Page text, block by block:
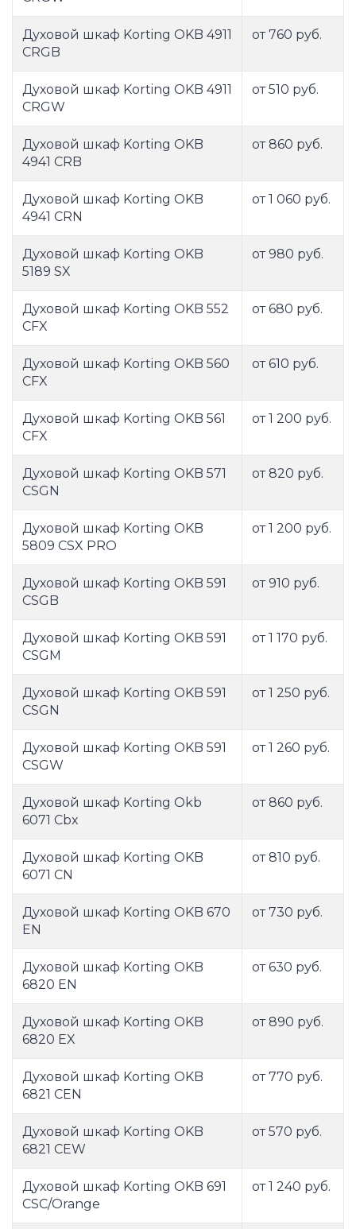
Духовой шкаф Korting OKB 4911
CRGB
от 760 руб.
Духовой шкаф Korting OKB 4911
CRGW
от 510 руб.
Духовой шкаф Korting OKB
4941 CRB
от 860 руб.
Духовой шкаф Korting OKB
4941 CRN
от 1 060 руб.
Духовой шкаф Korting OKB
5189 SX
от 980 руб.
Духовой шкаф Korting OKB 552
CFX
от 680 руб.
Духовой шкаф Korting OKB 560
CFX
от 610 руб.
Духовой шкаф Korting OKB 561
CFX
от 1 200 руб.
Духовой шкаф Korting OKB 571
CSGN
от 820 руб.
Духовой шкаф Korting OKB
5809 CSX PRO
от 1 200 руб.
Духовой шкаф Korting OKB 591
CSGB
от 910 руб.
Духовой шкаф Korting OKB 591
CSGM
от 1 170 руб.
Духовой шкаф Korting OKB 591
CSGN
от 1 250 руб.
Духовой шкаф Korting OKB 591
CSGW
от 1 260 руб.
Духовой шкаф Korting Okb
6071 Cbx
от 860 руб.
Духовой шкаф Korting OKB
6071 CN
от 810 руб.
Духовой шкаф Korting OKB 670
EN
от 730 руб.
Духовой шкаф Korting OKB
6820 EN
от 630 руб.
Духовой шкаф Korting OKB
6820 EX
от 890 руб.
Духовой шкаф Korting OKB
6821 CEN
от 770 руб.
Духовой шкаф Korting OKB
6821 CEW
от 570 руб.
Духовой шкаф Korting OKB 691
CSC/Orange
от 1 240 руб.